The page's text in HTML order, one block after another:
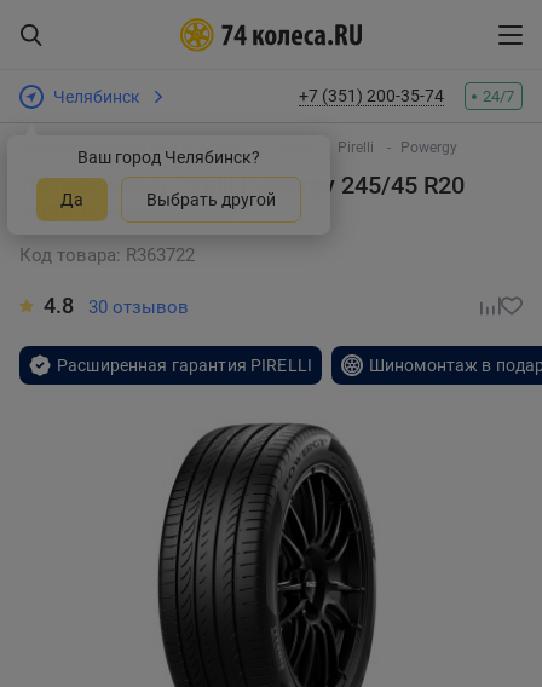
Челябинск
Ваш город Челябинск?
Да Выбрать другой
+7 (351) 200-35-74 24/7
Интернет-магазин шин и дисков Pirelli Powergy
Летняя шина Pirelli Powergy 245/45 R20
103Vв Челябинске
Код товара: R363722
4.8 30 отзывов
Расширенная гарантия PIRELLI Шиномонтаж в